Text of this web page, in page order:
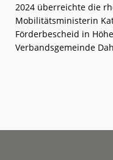
2024 überreichte die
Mobilitätsministerin
Förderbescheid in
Verbandsgemeinde